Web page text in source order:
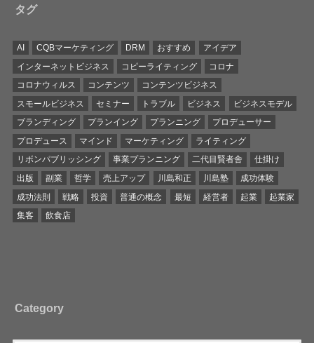
タグ
AI CQBマーケティング DRM おすすめ
アイデア
インターネットビジネス
コピーライティング
コロナ
コロナウィルス
コンテンツ
コンテンツビジネス
スモールビジネス
セミナー トラブル ビジネス
ビジネスモデル
ブランディング
プランイング プランニング
プロデューサー
プロデュース
マインド マーケティング
ライティング
リボンパブリッシング
事業プランニング 二代目賢者舎
仕掛け
出版
副業 哲学 売上アップ 川島和正 川島塾
成功体験
成功法則
戦略 投資 普通の概念 最短 経営者 起業
起業家
集客
飲食店
Category